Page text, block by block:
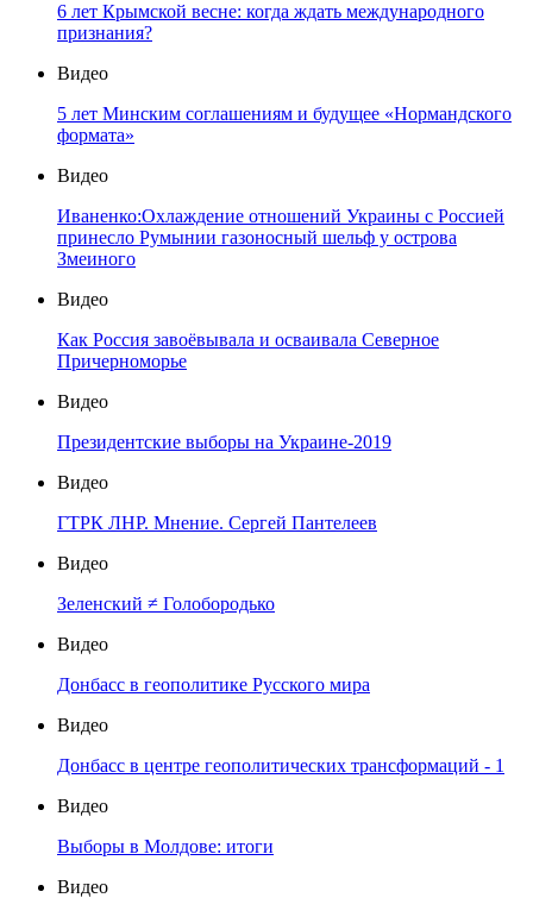
6 лет Крымской весне: когда ждать международного
признания?
Видео
5 лет Минским соглашениям и будущее «Нормандского
формата»
Видео
Иваненко:Охлаждение отношений Украины с Россией
принесло Румынии газоносный шельф у острова
Змеиного
Видео
Как Россия завоёвывала и осваивала Северное
Причерноморье
Видео
Президентские выборы на Украине-2019
Видео
ГТРК ЛНР. Мнение. Сергей Пантелеев
Видео
Зеленский ≠ Голобородько
Видео
Донбасс в геополитике Русского мира
Видео
Донбасс в центре геополитических трансформаций - 1
Видео
Выборы в Молдове: итоги
Видео